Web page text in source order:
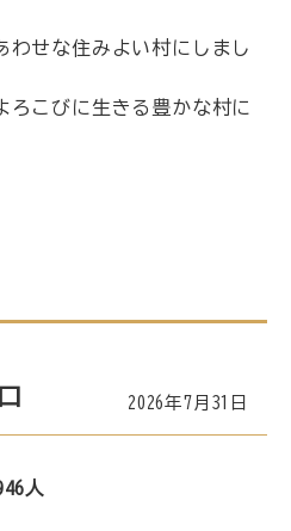
わせな住みよい村にしまし
ろこびに生きる豊かな村に
2026年7月31日
人